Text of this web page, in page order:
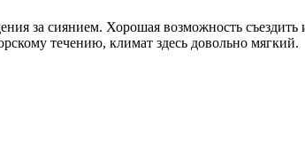
за сиянием. Хорошая возможность съездить
течению, климат здесь довольно мягкий.